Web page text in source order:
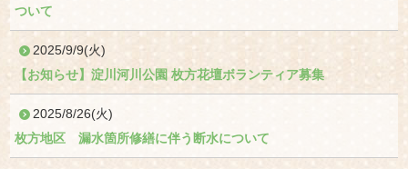
ついて
2025/9/9(火)
【お知らせ】淀川河川公園 枚方花壇ボランティア募集
2025/8/26(火)
枚方地区 漏水箇所修繕に伴う断水について